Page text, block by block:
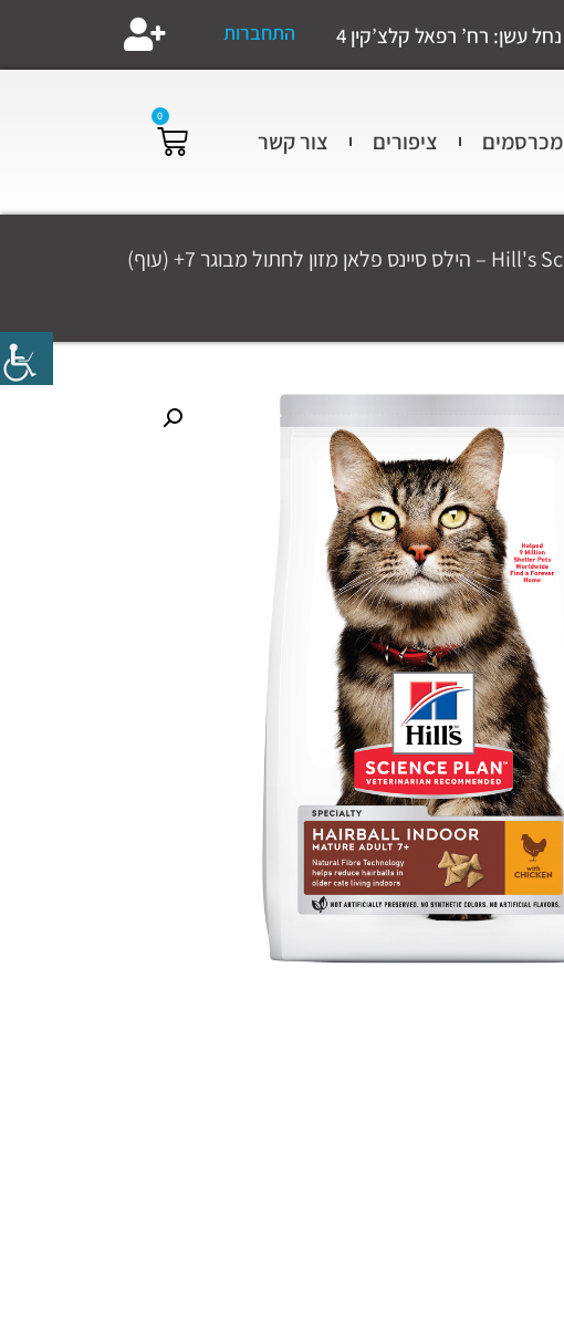
נחל עשן: רח’ רפאל קלצ’קין 4 התחברות
מכרסמים ציפורים צור קשר
0
/ Hill's Science Plan Hairball+Indoor – הילס סיינס פלאן מזון לחתול מבוגר 7+ (עוף)